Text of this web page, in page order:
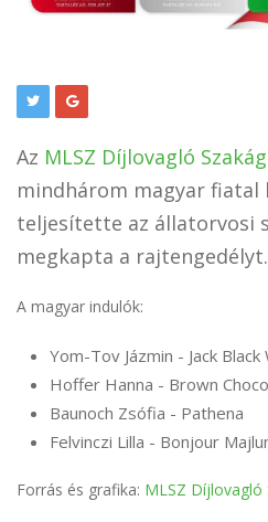
Az MLSZ Díjlovagló Szakág
mindhárom magyar fiatal
teljesítette az állatorvosi
megkapta a rajtengedélyt.
A magyar indulók:
Yom-Tov Jázmin - Jack Black
Hoffer Hanna - Brown
Baunoch Zsófia - Pathena
Felvinczi Lilla - Bonjour
Forrás és grafika: MLSZ Díjlovagló